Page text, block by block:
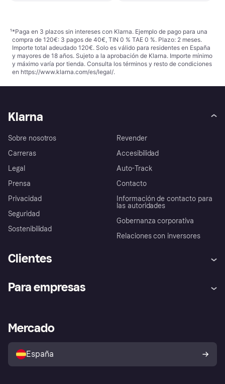
¹*Paga en 3 plazos sin intereses con Klarna. Ejemplo de pago para una
compra de 120€: 3 pagos de 40€, TIN 0 % TAE 0 %. Plazo: 2 meses.
Importe total adeudado 120€. Solo es válido para residentes en España
y mayores de 18 años. Sujeto a la aprobación de Klarna. Importe mínimo
y máximo varía por tienda. Consulta los términos y resto de condiciones
en https://www.klarna.com/es/legal/.
Klarna
Sobre nosotros
Carreras
Legal
Prensa
Privacidad
Seguridad
Sostenibilidad
Revender
Accesibilidad
Auto-Track
Contacto
Información de contacto para
las autoridades
Gobernanza corporativa
Relaciones con inversores
Clientes
Inicio de sesión
Directorio de tiendas
Política de protección al
comprador de Klarna
Reclamaciones
Para empresas
Acceso empresas
Mercado
España